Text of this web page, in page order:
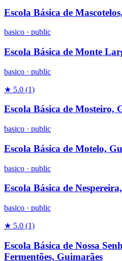
Escola Básica de
basico · public
Escola Básica de Monte
basico · public
★ 5.0 (1)
Escola Básica de Mosteiro,
basico · public
Escola Básica de Motelo,
basico · public
Escola Básica de
basico · public
★ 5.0 (1)
Escola Básica de Nossa
Fermentões, Guimarães